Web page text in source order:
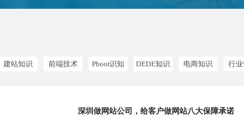
建站知识 前端技术 Pboot识知 DEDE知识 电商知识 行
深圳做网站公司，给客户做网站八大保障承诺